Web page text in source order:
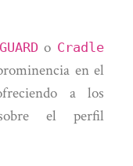
o Cradle
en el
a los
sobre el perfil